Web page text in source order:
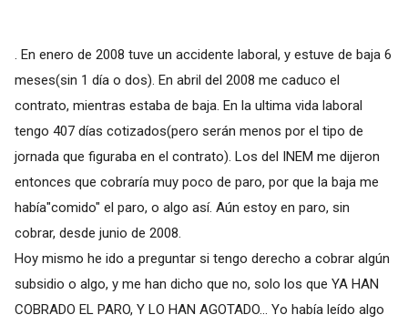
. En enero de 2008 tuve un accidente laboral, y estuve de baja 6
meses(sin 1 día o dos). En abril del 2008 me caduco el
contrato, mientras estaba de baja. En la ultima vida laboral
tengo 407 días cotizados(pero serán menos por el tipo de
jornada que figuraba en el contrato). Los del INEM me dijeron
entonces que cobraría muy poco de paro, por que la baja me
había"comido" el paro, o algo así. Aún estoy en paro, sin
cobrar, desde junio de 2008.
Hoy mismo he ido a preguntar si tengo derecho a cobrar algún
subsidio o algo, y me han dicho que no, solo los que YA HAN
COBRADO EL PARO, Y LO HAN AGOTADO... Yo había leído algo